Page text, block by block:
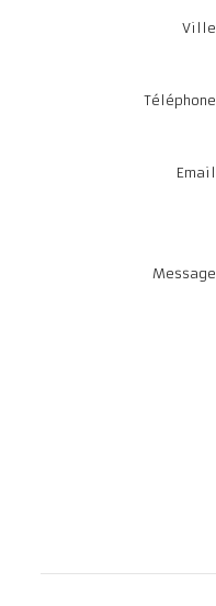
Ville
Téléphone
Email
Message